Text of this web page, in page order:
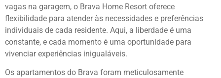
vagas na garagem, o Brava Home Resort oferece
flexibilidade para atender às necessidades e preferências
individuais de cada residente. Aqui, a liberdade é uma
constante, e cada momento é uma oportunidade para
vivenciar experiências inigualáveis.
Os apartamentos do Brava foram meticulosamente